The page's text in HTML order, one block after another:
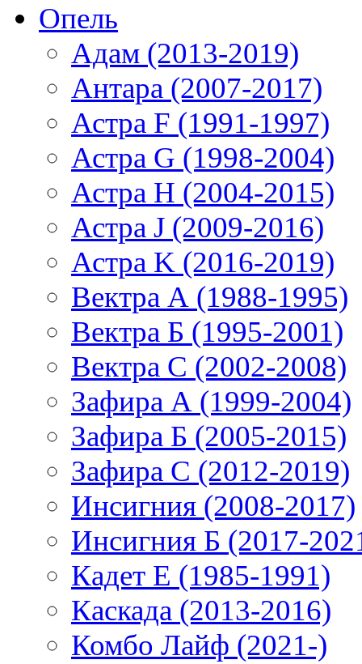
Опель
Адам (2013-2019)
Антара (2007-2017)
Астра F (1991-1997)
Астра G (1998-2004)
Астра H (2004-2015)
Астра J (2009-2016)
Астра K (2016-2019)
Вектра А (1988-1995)
Вектра Б (1995-2001)
Вектра С (2002-2008)
Зафира А (1999-2004)
Зафира Б (2005-2015)
Зафира С (2012-2019)
Инсигния (2008-2017)
Инсигния Б (2017-
Кадет Е (1985-1991)
Каскада (2013-2016)
Комбо Лайф (2021-)